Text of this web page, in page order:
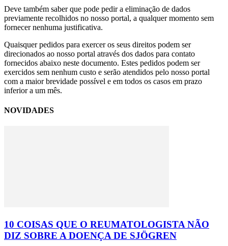
Deve também saber que pode pedir a eliminação de dados
previamente recolhidos no nosso portal, a qualquer momento sem
fornecer nenhuma justificativa.
Quaisquer pedidos para exercer os seus direitos podem ser
direcionados ao nosso portal através dos dados para contato
fornecidos abaixo neste documento. Estes pedidos podem ser
exercidos sem nenhum custo e serão atendidos pelo nosso portal
com a maior brevidade possível e em todos os casos em prazo
inferior a um mês.
NOVIDADES
10 COISAS QUE O REUMATOLOGISTA NÃO
DIZ SOBRE A DOENÇA DE SJÖGREN